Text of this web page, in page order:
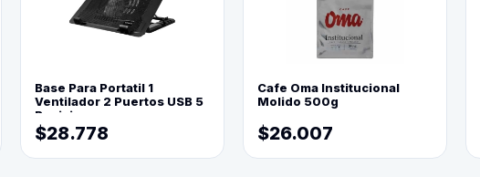
Base Para Portatil 1
Ventilador 2 Puertos USB 5
Posiciones
$28.778
Cafe Oma Institucional
Molido 500g
$26.007